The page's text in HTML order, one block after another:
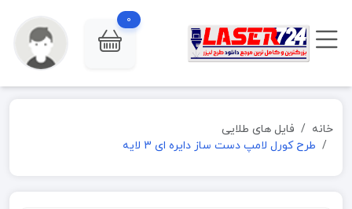
0
خانه
فایل های طلایی
طرح کورل لامپ دست ساز دایره ای 3 لایه